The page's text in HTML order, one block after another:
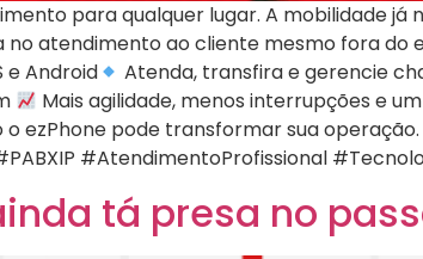
para qualquer lugar. A mobilidade
atendimento ao cliente mesmo fora do
e Android
Atenda, transfira e gerencie
Mais agilidade, menos interrupções e
ezPhone pode transformar sua
#AtendimentoProfissional
tá presa no